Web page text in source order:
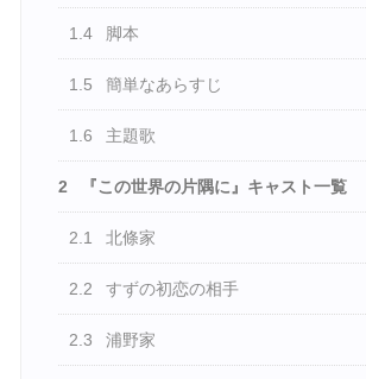
1.4 脚本
1.5 簡単なあらすじ
1.6 主題歌
2 『この世界の片隅に』キャスト一覧
2.1 北條家
2.2 すずの初恋の相手
2.3 浦野家